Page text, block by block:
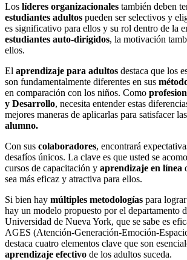
Los líderes organizacionales también deben
estudiantes adultos pueden ser selectivos y
es significativo para ellos y su rol dentro de la
estudiantes auto-dirigidos, la motivación
ellos.
El aprendizaje para adultos destaca que los
son fundamentalmente diferentes en sus
en comparación con los niños. Como
y Desarrollo, necesita entender estas
mejores maneras de aplicarlas para satisfacer las
alumno.
Con sus colaboradores, encontrará
desafíos únicos. La clave es que usted se
cursos de capacitación y aprendizaje en línea
sea más eficaz y atractiva para ellos.
Si bien hay múltiples metodologías para
hay un modelo propuesto por el departamento
Universidad de Nueva York, que se sabe es
AGES (Atención-Generación-Emoción-
destaca cuatro elementos clave que son
aprendizaje efectivo de los adultos suceda.